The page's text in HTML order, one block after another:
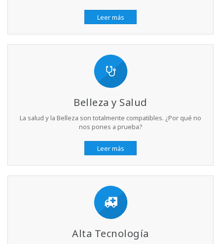
Leer más
Belleza y Salud
La salud y la Belleza son totalmente compatibles. ¿Por qué no
nos pones a prueba?
Leer más
Alta Tecnología